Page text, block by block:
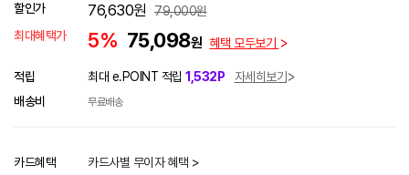
할인가 76,630원 79,000원
최대혜택가
5% 75,098원 혜택 모두보기
적립 최대 e.POINT 적립 1,532P
자세히보기
배송비
무료배송
카드혜택 카드사별 무이자 혜택 >